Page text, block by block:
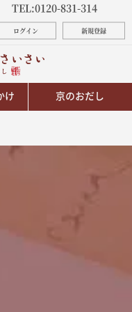
TEL:0120-831-314
ログイン 新規登録
け 京のおだし